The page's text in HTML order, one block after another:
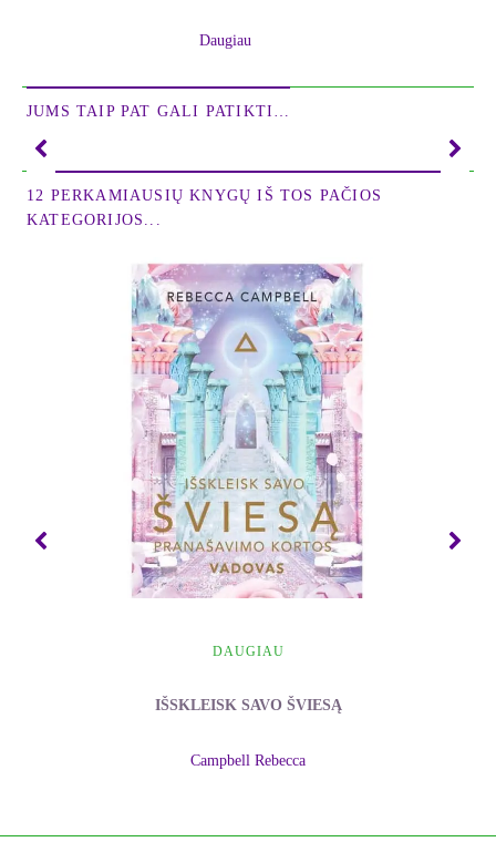
nepaprastas moteris, kurios kalba apie būtinybę
atkurti jų pusiausvyrą. Knyga pirmiausia skirta
dalykais bei siekia intuityvių, giluminių žinių. Kaip
tik šiuo pusiausvyros sutrikimu aiškinamos
nūdienos pasaulio krizės priežastys.
"Nuostabiai intuityvi ir sklidina išminties knyga.
Man ji patinka"- Ričardas Karlsonas (Richard
Carlson), "Nesijaudinkite dėl smulkmenų" autorius.
"Šaron MakErlein dovanoja mums nuostabiai
gražų, pamokantį ir mus keičiantį kūrinį. Retai
rasite tokią intuityvią ir nuoširdžią knygą"-
Benjaminas Šyldsas (Benjamin Shields), "Dėl
Dievo Meilės, gydantieji apie gydymą" autorius.
Amerikos indėnų ir keltų šamanų patyrimui. Jos
Džeimsas Faris(James Farris), "Per daug
Daugiau
JUMS TAIP PAT GALI PATIKTI…
12 PERKAMIAUSIŲ KNYGŲ IŠ TOS PAČIOS
KATEGORIJOS...
DAUGIAU
IŠSKLEISK SAVO ŠVIESĄ
Campbell Rebecca